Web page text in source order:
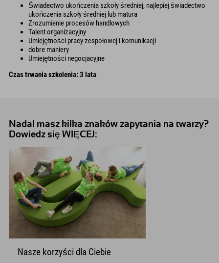
Świadectwo ukończenia szkoły średniej, najlepiej świadectwo
ukończenia szkoły średniej lub matura
Zrozumienie procesów handlowych
Talent organizacyjny
Umiejętności pracy zespołowej i komunikacji
dobre maniery
Umiejętności negocjacyjne
Czas trwania szkolenia: 3 lata
Nadal masz kilka znaków zapytania na twarzy?
Dowiedz się WIĘCEJ:
Nasze korzyści dla Ciebie